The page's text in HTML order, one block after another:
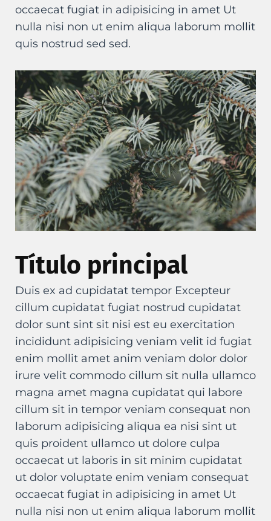
occaecat fugiat in adipisicing in amet Ut
nulla nisi non ut enim aliqua laborum mollit
quis nostrud sed sed.
Título principal
Duis ex ad cupidatat tempor Excepteur
cillum cupidatat fugiat nostrud cupidatat
dolor sunt sint sit nisi est eu exercitation
incididunt adipisicing veniam velit id fugiat
enim mollit amet anim veniam dolor dolor
irure velit commodo cillum sit nulla ullamco
magna amet magna cupidatat qui labore
cillum sit in tempor veniam consequat non
laborum adipisicing aliqua ea nisi sint ut
quis proident ullamco ut dolore culpa
occaecat ut laboris in sit minim cupidatat
ut dolor voluptate enim veniam consequat
occaecat fugiat in adipisicing in amet Ut
nulla nisi non ut enim aliqua laborum mollit